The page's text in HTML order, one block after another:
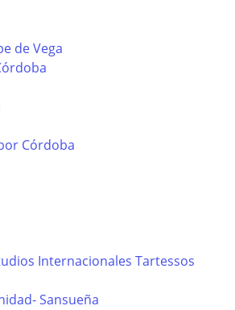
de Vega
Córdoba
Internacionales Tartessos
Sansueña